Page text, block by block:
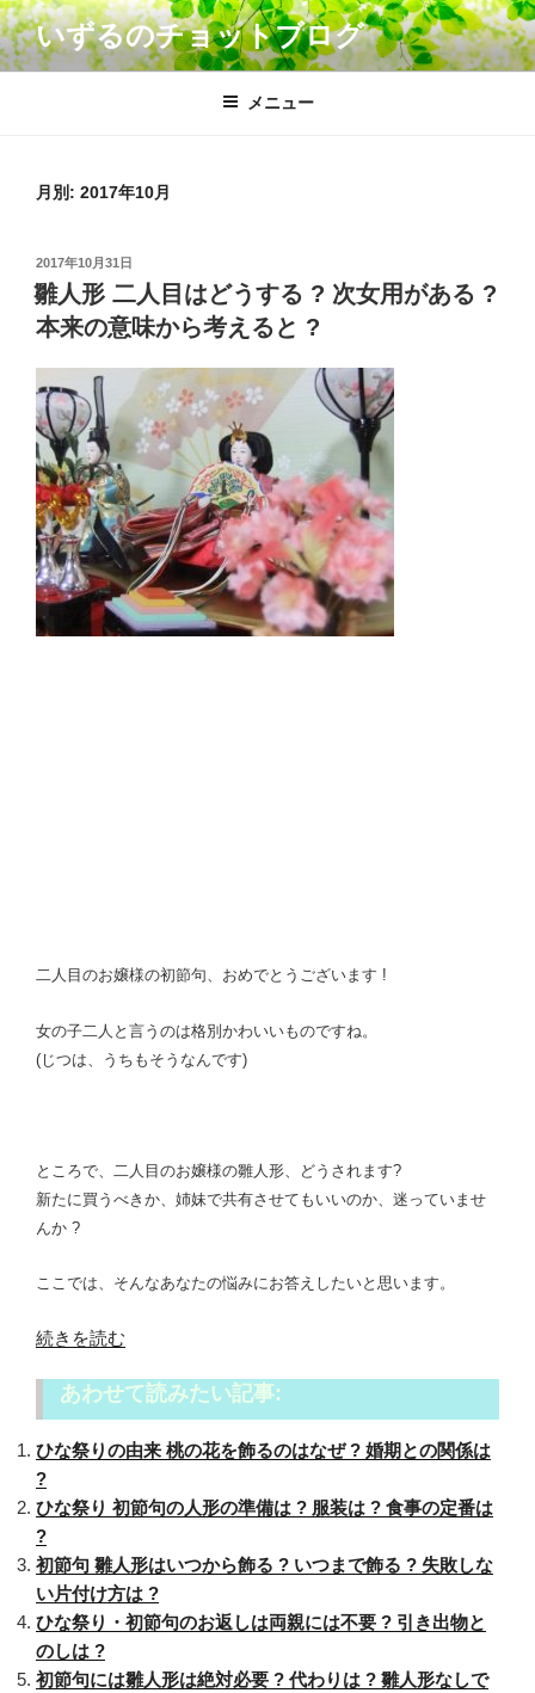
コ
ン
テ
いずるのチョットブログ
メニュー
月別: 2017年10月
投
稿
日:
2017年10月31日
雛人形 二人目はどうする ? 次女用がある ?
本来の意味から考えると ?
二人目のお嬢様の初節句、おめでとうございます !
女の子二人と言うのは格別かわいいものですね。
(じつは、うちもそうなんです)
ところで、二人目のお嬢様の雛人形、どうされます?
新たに買うべきか、姉妹で共有させてもいいのか、迷っていませ
んか ?
ここでは、そんなあなたの悩みにお答えしたいと思います。
“雛
二
人
目
は
ど
う
す
る
?
次
続きを読む
あわせて読みたい記事:
ひな祭りの由来 桃の花を飾るのはなぜ ? 婚期との関係は
?
ひな祭り 初節句の人形の準備は ? 服装は ? 食事の定番は
?
初節句 雛人形はいつから飾る ? いつまで飾る ? 失敗しな
い片付け方は ?
ひな祭り・初節句のお返しは両親には不要 ? 引き出物と
のしは ?
初節句には雛人形は絶対必要 ? 代わりは ? 雛人形なしで